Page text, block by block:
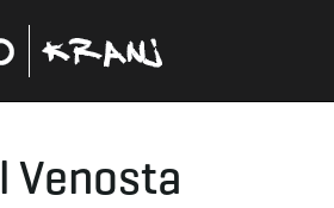
Venosta